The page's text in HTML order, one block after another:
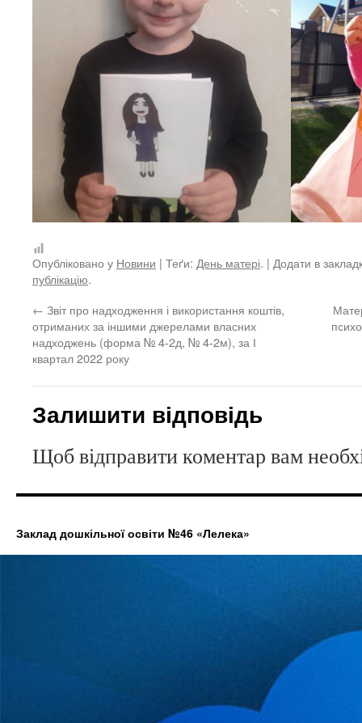
Опубліковано у Новини | Теґи: День матері. | Додати в
публікацію.
← Звіт про надходження і використання коштів,
отриманих за іншими джерелами власних
надходжень (форма № 4-2д, № 4-2м), за І
квартал 2022 року
Залишити відповідь
Щоб відправити коментар вам
Заклад дошкільної освіти №46 «Лелека»